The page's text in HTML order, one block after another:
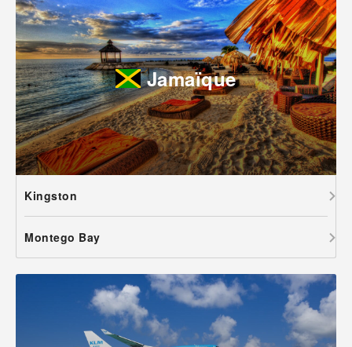
Jamaïque
Kingston
Montego Bay